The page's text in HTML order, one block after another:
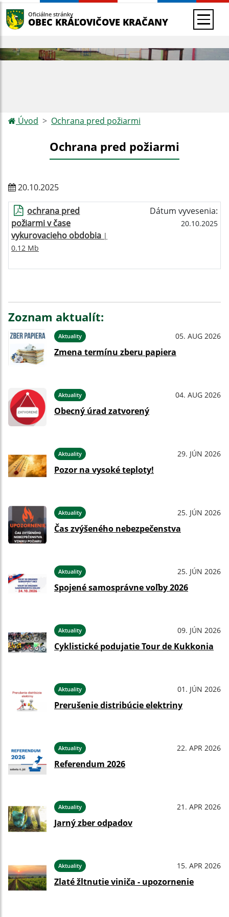
Oficiálne stránky
OBEC KRÁĽOVIČOVE KRAČANY
Úvod Ochrana pred požiarmi
Ochrana pred požiarmi
20.10.2025
ochrana pred
požiarmi v čase
vykurovacieho obdobia |
0.12 Mb
Dátum vyvesenia:
20.10.2025
Zoznam aktualít:
Aktuality 05. AUG 2026
Zmena termínu zberu papiera
Aktuality 04. AUG 2026
Obecný úrad zatvorený
Aktuality 29. JÚN 2026
Pozor na vysoké teploty!
Aktuality 25. JÚN 2026
Čas zvýšeného nebezpečenstva
Aktuality 25. JÚN 2026
Spojené samosprávne voľby 2026
Aktuality 09. JÚN 2026
Cyklistické podujatie Tour de Kukkonia
Aktuality 01. JÚN 2026
Prerušenie distribúcie elektriny
Aktuality 22. APR 2026
Referendum 2026
Aktuality 21. APR 2026
Jarný zber odpadov
Aktuality 15. APR 2026
Zlaté žltnutie viniča - upozornenie